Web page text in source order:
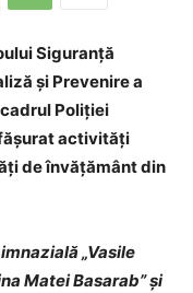
Siguranță
și Prevenire a
Poliției
activităţi
de învățământ din
„Vasile
Matei Basarab” și